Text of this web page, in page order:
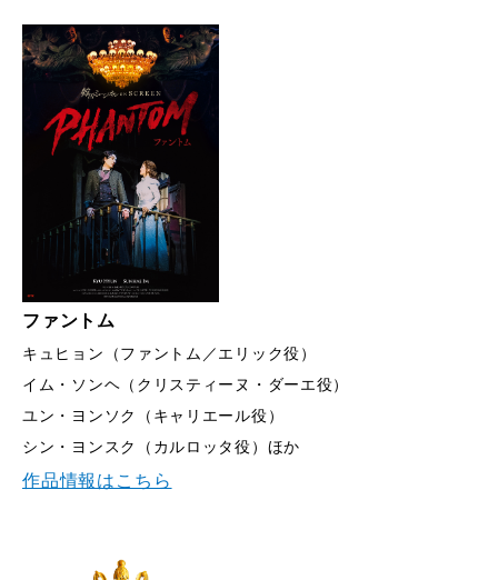
ファントム
キュヒョン（ファントム／エリック役）
イム・ソンヘ（クリスティーヌ・ダーエ役）
ユン・ヨンソク（キャリエール役）
シン・ヨンスク（カルロッタ役）ほか
作品情報はこちら